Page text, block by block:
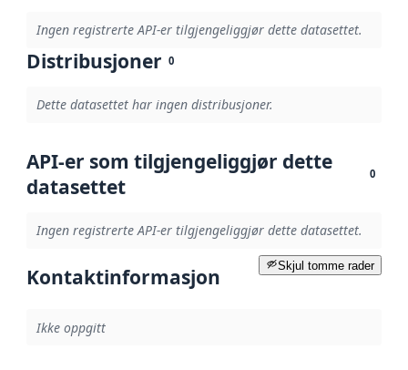
Ingen registrerte API-er tilgjengeliggjør dette datasettet.
Distribusjoner 0
Dette datasettet har ingen distribusjoner.
API-er som tilgjengeliggjør dette
datasettet
0
Ingen registrerte API-er tilgjengeliggjør dette datasettet.
Skjul tomme rader
Kontaktinformasjon
Ikke oppgitt